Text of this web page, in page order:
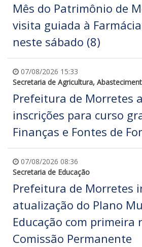
Mês do Patrimônio de
visita guiada à
neste sábado (8)
07/08/2026 15:33
Secretaria de Agricultura,
Prefeitura de Morretes
inscrições para curso
Finanças e Fontes de
07/08/2026 08:36
Secretaria de Educação
Prefeitura de Morretes
atualização do Plano
Educação com primeira
Comissão Permanente